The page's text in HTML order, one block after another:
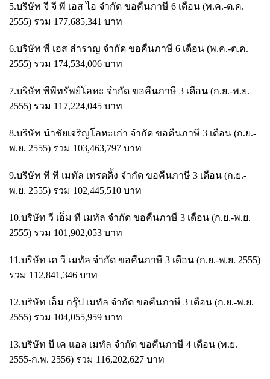
5.บริษัท จี จี พี เอส ไอ จำกัด ขอคืนภาษี 6 เดือน (พ.ค.-ต.ค.
2555) รวม 177,685,341 บาท
6.บริษัท พี เอส สำราญ จำกัด ขอคืนภาษี 6 เดือน (พ.ค.-ต.ค.
2555) รวม 174,534,006 บาท
7.บริษัท พีพีทรัพย์โลหะ จำกัด ขอคืนภาษี 3 เดือน (ก.ย.-พ.ย.
2555) รวม 117,224,045 บาท
8.บริษัท นำชัยเจริญโลหะเก่า จำกัด ขอคืนภาษี 3 เดือน (ก.ย.-
พ.ย. 2555) รวม 103,463,797 บาท
9.บริษัท ที ที เมทัล เทรดดิ้ง จำกัด ขอคืนภาษี 3 เดือน (ก.ย.-
พ.ย. 2555) รวม 102,445,510 บาท
10.บริษัท วี เอ็ม ที เมทัล จำกัด ขอคืนภาษี 3 เดือน (ก.ย.-พ.ย.
2555) รวม 101,902,053 บาท
11.บริษัท เค วี เมทัล จำกัด ขอคืนภาษี 3 เดือน (ก.ย.-พ.ย. 2555)
รวม 112,841,346 บาท
12.บริษัท เอ็ม กรุ๊ป เมทัล จำกัด ขอคืนภาษี 3 เดือน (ก.ย.-พ.ย.
2555) รวม 104,055,959 บาท
13.บริษัท บี เค แอล เมทัล จำกัด ขอคืนภาษี 4 เดือน (พ.ย.
2555-ก.พ. 2556) รวม 116,202,627 บาท